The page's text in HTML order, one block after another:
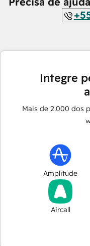
Integre
Mais de 2.000 dos
Amplitude
Aircall